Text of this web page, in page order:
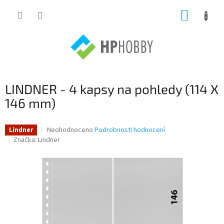
LINDNER - 4 kapsy na pohledy (114 X
146 mm)
Lindner
Průměrné
hodnocení
je
0,0
z
5
hvězdiček.
Neohodnoceno Podrobnosti hodnocení
Značka: Lindner